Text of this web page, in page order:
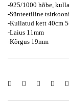
-925/1000 hõbe,
-Sünteetiline
-Kullatud kett 40cm
-Laius 11mm
-Kõrgus 19mm